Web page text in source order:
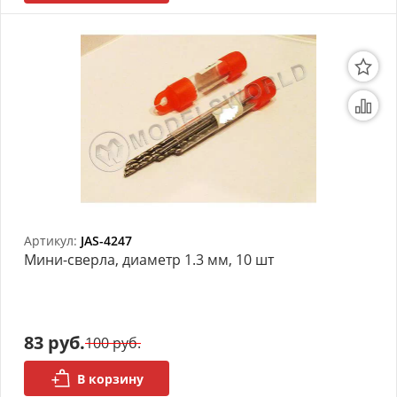
Артикул: JAS-4247
Мини-сверла, диаметр 1.3 мм, 10 шт
83 руб.100 руб.
В корзину